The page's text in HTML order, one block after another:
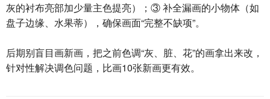
灰的衬布亮部加少量主色提亮）；③ 补全漏画的小物体（如
盘子边缘、水果蒂），确保画面“完整不缺项”。
后期别盲目画新画，把之前色调“灰、脏、花”的画拿出来改，
针对性解决调色问题，比画10张新画更有效。